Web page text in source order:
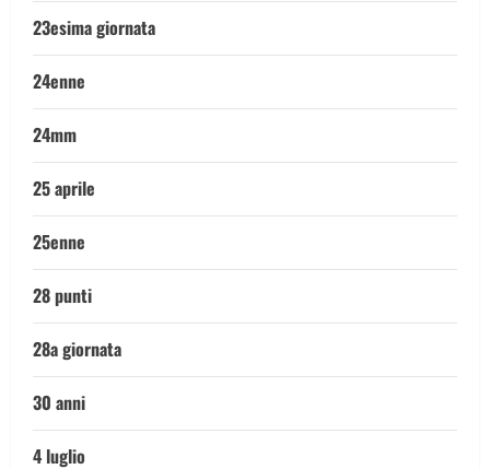
23esima giornata
24enne
24mm
25 aprile
25enne
28 punti
28a giornata
30 anni
4 luglio